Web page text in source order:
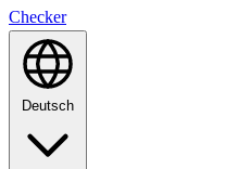
Checker
Deutsch